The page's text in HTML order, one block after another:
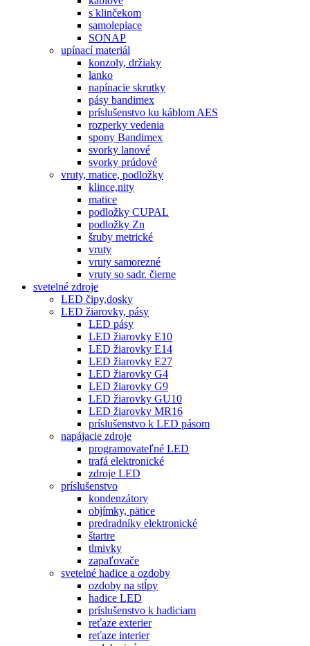
s klinčekom
samolepiace
SONAP
upínací materiál
konzoly, držiaky
lanko
napínacie skrutky
pásy bandimex
príslušenstvo ku káblom AES
rozperky vedenia
spony Bandimex
svorky lanové
svorky prúdové
vruty, matice, podložky
klince,nity
matice
podložky CUPAL
podložky Zn
šruby metrické
vruty
vruty samorezné
vruty so sadr. čierne
svetelné zdroje
LED čipy,dosky
LED žiarovky, pásy
LED pásy
LED žiarovky E10
LED žiarovky E14
LED žiarovky E27
LED žiarovky G4
LED žiarovky G9
LED žiarovky GU10
LED žiarovky MR16
príslušenstvo k LED pásom
napájacie zdroje
programovateľné LED
trafá elektronické
zdroje LED
príslušenstvo
kondenzátory
objímky, pätice
predradníky elektronické
štartre
tlmivky
zapaľovače
svetelné hadice a ozdoby
ozdoby na stĺpy
hadice LED
príslušenstvo k hadiciam
reťaze exterier
reťaze interier